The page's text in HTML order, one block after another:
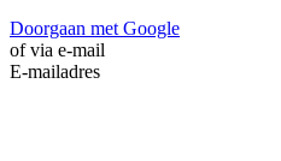
Doorgaan met Google
of via e-mail
E-mailadres